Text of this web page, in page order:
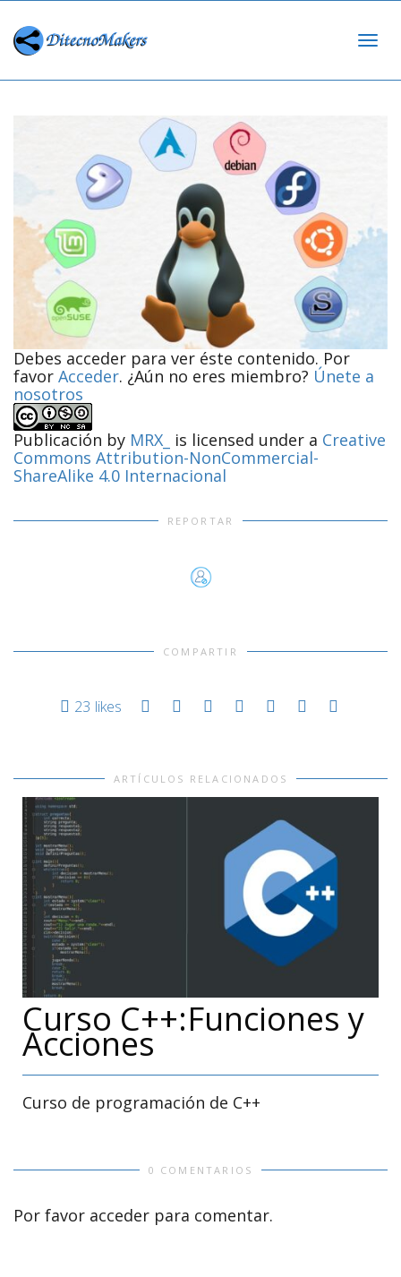
Debes acceder para ver éste contenido. Por
favor Acceder. ¿Aún no eres miembro? Únete a
nosotros
Publicación by MRX_ is licensed under a Creative
Commons Attribution-NonCommercial-
ShareAlike 4.0 Internacional
REPORTAR
COMPARTIR
23 likes
ARTÍCULOS RELACIONADOS
Curso C++:Funciones y
Acciones
Curso de programación de C++
0 COMENTARIOS
Por favor acceder para comentar.